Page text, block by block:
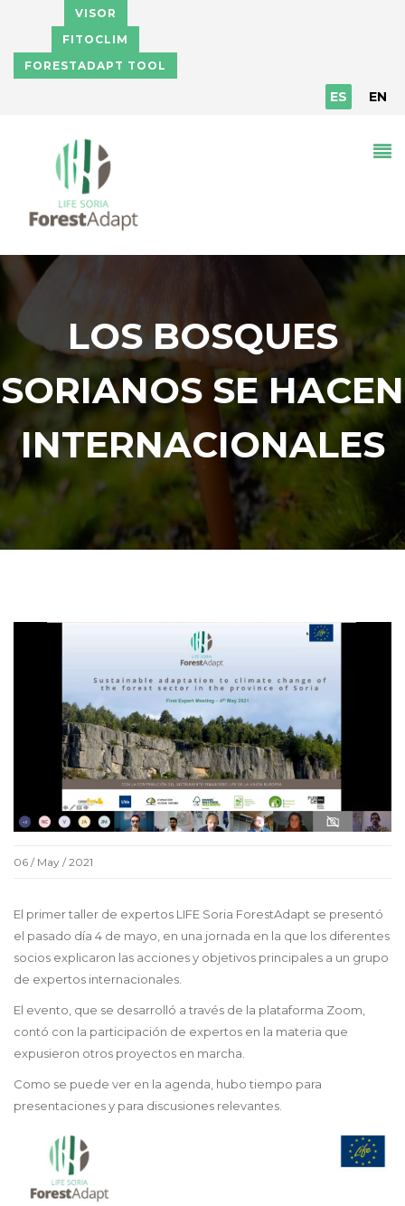
Pasar al contenido principal
VISOR
FITOCLIM
FORESTADAPT TOOL
ES EN
LOS BOSQUES
SORIANOS SE HACEN
INTERNACIONALES
06 / May / 2021
El primer taller de expertos LIFE Soria ForestAdapt se presentó
el pasado día 4 de mayo, en una jornada en la que los diferentes
socios explicaron las acciones y objetivos principales a un grupo
de expertos internacionales.
El evento, que se desarrolló a través de la plataforma Zoom,
contó con la participación de expertos en la materia que
expusieron otros proyectos en marcha.
Como se puede ver en la agenda, hubo tiempo para
presentaciones y para discusiones relevantes.